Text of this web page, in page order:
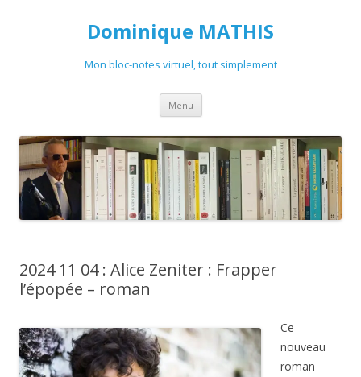
Dominique MATHIS
Mon bloc-notes virtuel, tout simplement
Menu Aller
contenu
2024 11 04 : Alice Zeniter : Frapper
l’épopée – roman
Ce
nouveau
roman